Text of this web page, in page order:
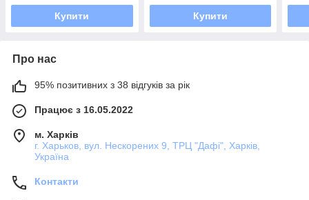
Купити Купити
Про нас
95% позитивних з 38 відгуків за рік
Працює з 16.05.2022
м. Харків
г. Харьков, вул. Нескорених 9, ТРЦ "Дафі", Харків,
Україна
Контакти